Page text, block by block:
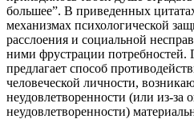
большее”. В приведенных
механизмах психологической
расслоения и социальной
ними фрустрации потребностей.
предлагает способ
человеческой личности,
неудовлетворенности (или из-за
неудовлетворенности)